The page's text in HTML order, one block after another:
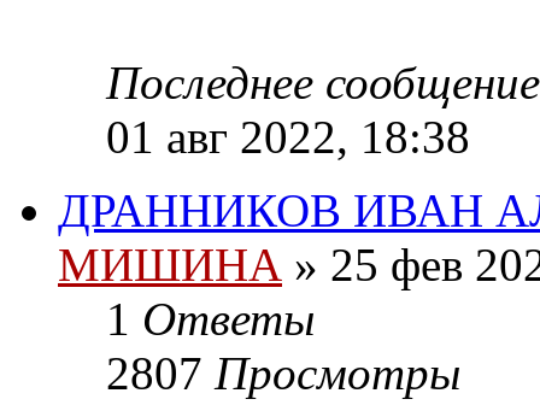
Последнее
01 авг 2022, 18:38
ДРАННИКОВ ИВАН
МИШИНА » 25 фев
1 Ответы
2807 Просмотры